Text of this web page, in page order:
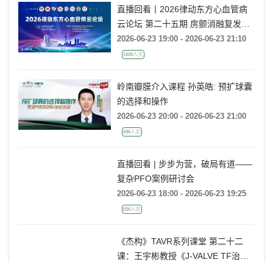
直播回看丨2026律动东方心血管病
云论坛 第二十五期 房颤消融复发后
的处理策略
2026-06-23 19:00 - 2026-06-23 21:10
1600人次
岭南瓣膜介入课程 孙英皓: 预扩球囊
的选择和操作
2026-06-23 20:00 - 2026-06-23 21:00
696人次
直播回看 | 步步为营，破局有道——
复杂PFO案例研讨会
2026-06-23 18:00 - 2026-06-23 19:25
836人次
《杰构》TAVR系列课堂 第二十二
课：王宇彬教授《J-VALVE TF治疗